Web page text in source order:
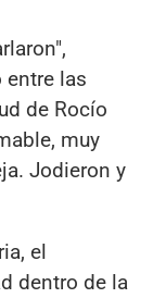
entre las
de Rocío
muy
Jodieron y
el
dentro de la